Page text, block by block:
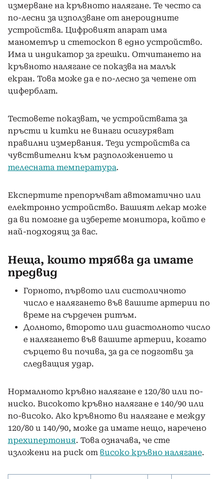
измерване на кръвното налягане. Те често са
по-лесни за използване от анероидните
устройства. Цифровият апарат има
манометър и стетоскоп в едно устройство.
Има и индикатор за грешки. Отчитането на
кръвното налягане се показва на малък
екран. Това може да е по-лесно за четене от
циферблат.
Тестовете показват, че устройствата за
пръсти и китки не винаги осигуряват
правилни измервания. Тези устройства са
чувствителни към разположението и
телесната температура.
Експертите препоръчват автоматично или
електронно устройство. Вашият лекар може
да ви помогне да изберете монитора, който е
най-подходящ за вас.
Неща, които трябва да имате
предвид
Горното, първото или систоличното
число е налягането във вашите артерии по
време на сърдечен ритъм.
Долното, второто или диастолното число
е налягането във вашите артерии, когато
сърцето ви почива, за да се подготви за
следващия удар.
Нормалното кръвно налягане е 120/80 или по-
ниско. Високото кръвно налягане е 140/90 или
по-високо. Ако кръвното ви налягане е между
120/80 и 140/90, може да имате нещо, наречено
прехипертония. Това означава, че сте
изложени на риск от високо кръвно налягане.